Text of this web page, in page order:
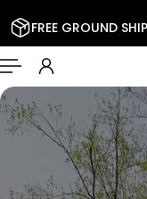
AU CONTENU
FREE GROUND
Freddo Toys